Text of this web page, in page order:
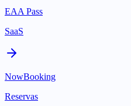
EAA Pass
SaaS
NowBooking
Reservas